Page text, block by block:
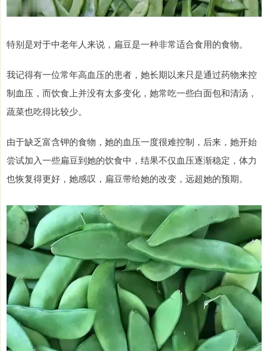
特别是对于中老年人来说，扁豆是一种非常适合食用的食物。
我记得有一位常年高血压的患者，她长期以来只是通过药物来控
制血压，而饮食上并没有太多变化，她常吃一些白面包和清汤，
蔬菜也吃得比较少。
由于缺乏富含钾的食物，她的血压一度很难控制，后来，她开始
尝试加入一些扁豆到她的饮食中，结果不仅血压逐渐稳定，体力
也恢复得更好，她感叹，扁豆带给她的改变，远超她的预期。